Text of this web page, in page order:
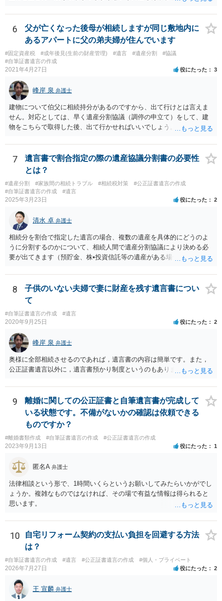
ません。 遺言執行者に就任し、遺言執行が完了したときの報酬だけ、
弁護士費用としてかかります。 ・亡くなった際に、法務局に預けた自
筆証書遺言の存在を親族がなかったものにされる可能性 ⇒自筆の遺言
書を法務局に保管した場合、死亡後、法務局に遺言書の有無を照会す
ることになりますので、「法務局に預けた自筆証書遺言の存在を親族
がなかったもの」にすることはできません。 存在をなかったものにす
がありえますが、その予防方法は、遺言者と面談してみないと判断が
難しいです。
6
父が亡くなった後母が相続しますが同じ敷地内に
あるアパートに父の弟夫婦が住んでいます
#固定資産税 #成年後見(生前の財産管理) #遺言 #遺産分割
#協議
#自筆証書遺言の作成
2021年4月27日 役にたった 3
峰岸 泉 弁護士
建物について伯父に相続持分があるのですから、出て行けとは言えま
せん。対応としては、早く遺産分割協議（調停の申立て）をして、建
物をこちらで取得した後、出て行かせればいいでしょう。 建物の固定
っていない部分については請求すればいいと思います。 なお、家賃に
ついては、お父様自身が遺産分割手続をしなかったのですから、あき
らめるしかないと思います。
7
遺言書で割合指定の際の遺産協議分割書の必要性
とは？
#遺産分割 #家族間の相続トラブル #相続税対策
#公正証書遺言の作成
#自筆証書遺言の作成
#遺言
2025年3月23日 役にたった 2
清水 卓 弁護士
相続分を割合で指定した遺言の場合、複数の遺産を具体的にどうのよ
うに分割するのかについて、相続人間で遺産分割協議により決める必
要が出てきます（預貯金、株•投資信託等の遺産がある場合に、どの遺
投資信託は他の相続人にというような分け方をするのか等について
は、相続人間で遺産分割協議により決める必要があります）。
8
子供のいない夫婦で妻に財産を残す遺言書につい
て
#自筆証書遺言の作成 #遺言
2020年9月25日 役にたった 2
峰岸 泉 弁護士
奥様に全部相続させるのであれば，遺言書の内容は簡単です。また，
公正証書遺言以外に，遺言書預かり制度というのもあります。
9
離婚に関しての公正証書と自筆遺言書が完成して
いる状態です。不備がないかの確認は依頼できる
ものですか？
#離婚書類作成 #自筆証書遺言の作成 #公正証書遺言の作成
2023年9月13日 役にたった 1
匿名A 弁護士
法律相談という形で、1時間いくらというお願いしてみたらいかがでし
ょうか。複雑なものではなければ、その場で有益な情報は得られると
思います。
10
自宅リフォーム契約の支払い負担を回避する方法
は？
#自筆証書遺言の作成 #遺言 #公正証書遺言の作成 #個人・プライベート
2026年7月27日 役にたった 2
王 宣麟 弁護士